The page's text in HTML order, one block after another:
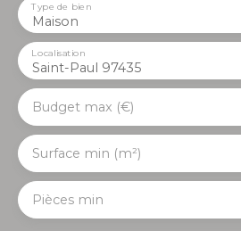
Maison
Type de bien
Saint-Paul 97435
Localisation
Budget max (€)
Surface min (m²)
Pièces min